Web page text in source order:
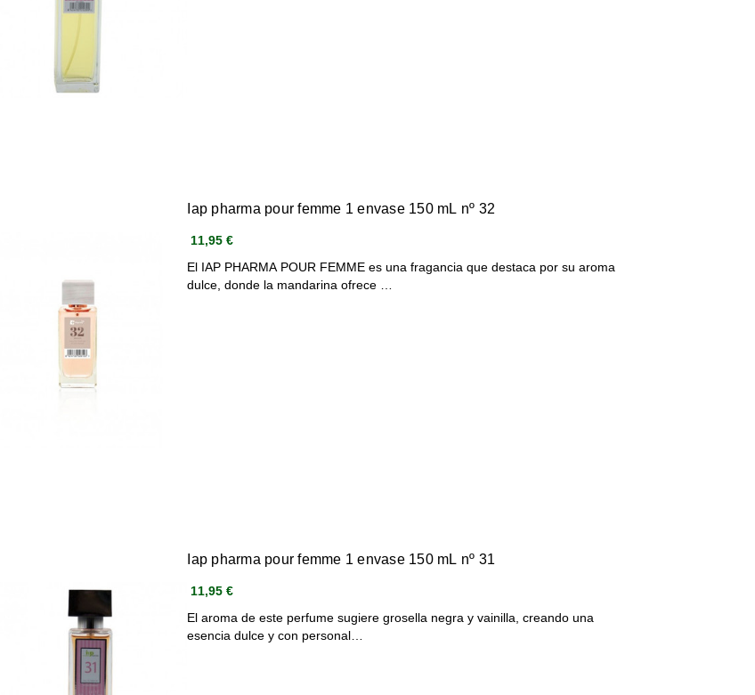
Iap pharma pour femme 1 envase 150 mL nº 32
11,95 €
El IAP PHARMA POUR FEMME es una fragancia que destaca por su aroma
dulce, donde la mandarina ofrece …
Iap pharma pour femme 1 envase 150 mL nº 31
11,95 €
El aroma de este perfume sugiere grosella negra y vainilla, creando una
esencia dulce y con personal…